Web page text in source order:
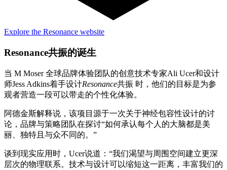
Explore the Resonance website
Resonance共振的诞生
当 M Moser 全球品牌体验团队的创意技术专家Ali Ucer和设计
师Jess Adkins着手设计Resonance共振 时，他们的目标是为参
观者营造一段可以带走的个性化体验。
阿德金斯解释说，该项目源于一次关于神经包容性设计的讨
论，品牌与策略团队在探讨“如何承认每个人的大脑都是美
丽、独特且与众不同的。”
谈到现实应用时，Ucer说道：“我们渴望与周围空间建立更深
层次的物理联系。技术与设计可以缩短这一距离，丰富我们的